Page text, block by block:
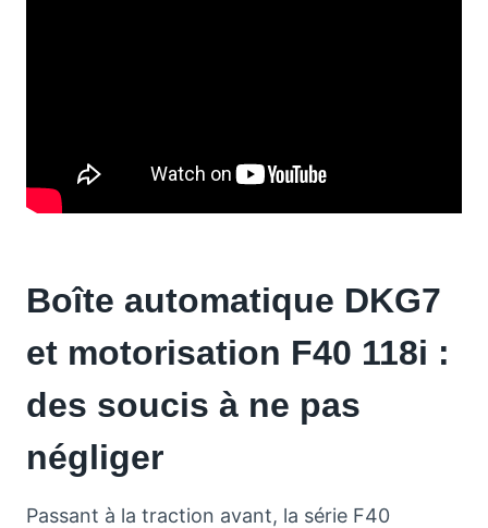
Boîte automatique DKG7
et motorisation F40 118i :
des soucis à ne pas
négliger
Passant à la traction avant, la série F40